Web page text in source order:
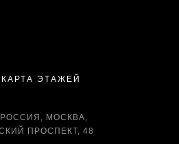
КАРТА ЭТАЖЕЙ
МОСКВА,
ПРОСПЕКТ, 48